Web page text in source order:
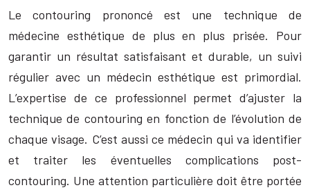
Le contouring prononcé est une technique de
médecine esthétique de plus en plus prisée. Pour
garantir un résultat satisfaisant et durable, un suivi
régulier avec un médecin esthétique est primordial.
L’expertise de ce professionnel permet d’ajuster la
technique de contouring en fonction de l’évolution de
chaque visage. C’est aussi ce médecin qui va identifier
et traiter les éventuelles complications post-
contouring. Une attention particulière doit être portée